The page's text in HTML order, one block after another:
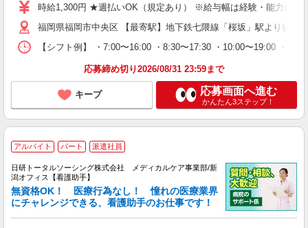
時給1,300円 ★週払いOK（規定あり） ※給与幅は経験・能力によ
福岡県福岡市中央区 【最寄駅】地下鉄七隈線「桜坂」駅より徒歩3
【シフト例】 ・7:00〜16:00 ・8:30〜17:30 ・10:00〜19:00 ・
応募締め切り2026/08/31 23:59まで
キープ 応募画面へ進む
かんたん3ステップ！
アルバイト パート 派遣社員
日研トータルソーシング株式会社 メディカルケア事業部/新
潟オフィス【看護助手】
無資格OK！ 医療行為なし！ 憧れの医療業界
にチャレンジできる、看護助手のお仕事です！